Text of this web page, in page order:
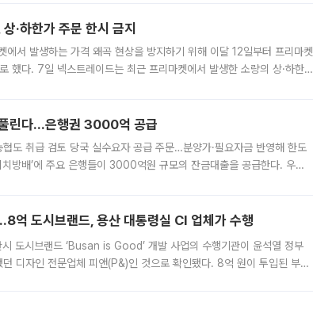
·하한가 주문 한시 금지
에서 발생하는 가격 왜곡 현상을 방지하기 위해 이달 12일부터 프리마켓
했다. 7일 넥스트레이드는 최근 프리마켓에서 발생한 소량의 상·하한
린다…은행권 3000억 공급
도 취급 검토 당국 실수요자 공급 주문…분양가·필요자금 반영해 한도
방배’에 주요 은행들이 3000억원 규모의 잔금대출을 공급한다. 우리
도시브랜드, 용산 대통령실 CI 업체가 수행
도시브랜드 ‘Busan is Good’ 개발 사업의 수행기관이 윤석열 정부
디자인 전문업체 피앤(P&)인 것으로 확인됐다. 8억 원이 투입된 부산